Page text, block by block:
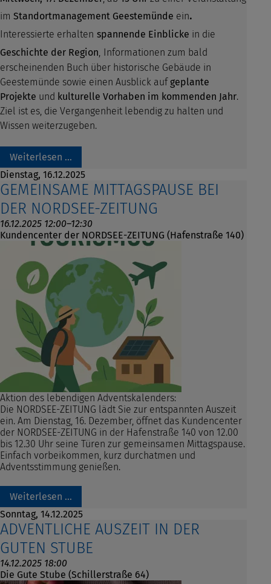
im Standortmanagement Geestemünde ein.
Interessierte erhalten spannende Einblicke in die
Geschichte der Region, Informationen zum bald
erscheinenden Buch über historische Gebäude in
Geestemünde sowie einen Ausblick auf geplante
Projekte und kulturelle Vorhaben im kommenden Jahr.
Ziel ist es, die Vergangenheit lebendig zu halten und
Wissen weiterzugeben.
Weiterlesen …
Dienstag, 16.12.2025
GEMEINSAME MITTAGSPAUSE BEI
DER NORDSEE-ZEITUNG
16.12.2025 12:00–12:30
Kundencenter der NORDSEE-ZEITUNG (Hafenstraße 140)
Aktion des lebendigen Adventskalenders:
Die NORDSEE-ZEITUNG lädt Sie zur entspannten Auszeit
ein. Am Dienstag, 16. Dezember, öffnet das Kundencenter
der NORDSEE-ZEITUNG in der Hafenstraße 140 von 12.00
bis 12.30 Uhr seine Türen zur gemeinsamen Mittagspause.
Einfach vorbeikommen, kurz durchatmen und
Adventsstimmung genießen.
Weiterlesen …
Sonntag, 14.12.2025
ADVENTLICHE AUSZEIT IN DER
GUTEN STUBE
14.12.2025 18:00
Die Gute Stube (Schillerstraße 64)